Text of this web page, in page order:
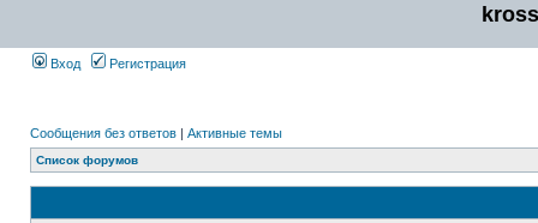
Вход Регистрация
Сообщения без ответов | Активные темы
Список форумов